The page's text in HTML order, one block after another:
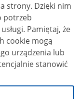
nim
potrzeb
że
cookie mogą
urządzenia lub
stanowić